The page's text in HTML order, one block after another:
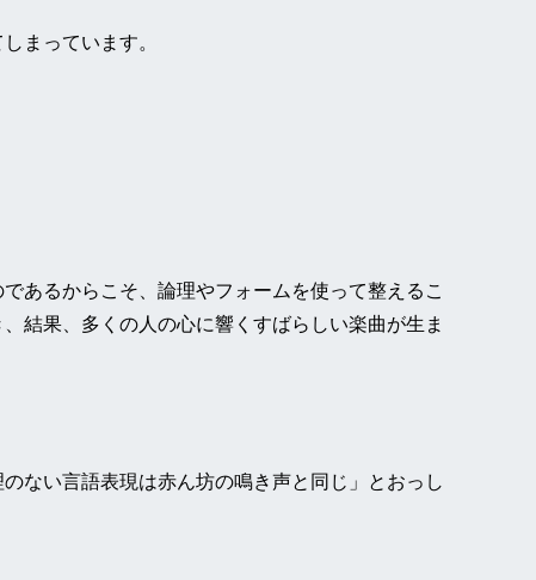
まっています。
あるからこそ、論理やフォームを使って整えるこ
結果、多くの人の心に響くすばらしい楽曲が生ま
ない言語表現は赤ん坊の鳴き声と同じ」とおっし